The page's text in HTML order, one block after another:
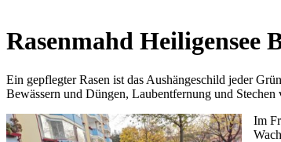
Rasenmahd Heiligensee
Ein gepflegter Rasen ist das Aushängeschild jeder
Bewässern und Düngen, Laubentfernung und Stechen
Im